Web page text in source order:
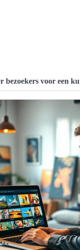
bezoekers voor een